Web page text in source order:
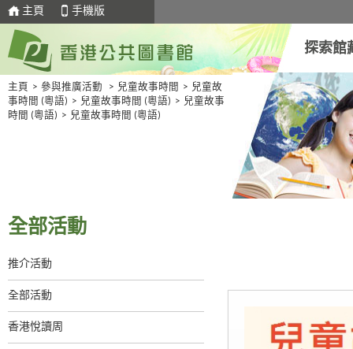
主頁 手機版
探索館
主頁 > 參與推廣活動 > 兒童故事時間 > 兒童故
事時間 (粵語) > 兒童故事時間 (粵語) > 兒童故事
時間 (粵語) > 兒童故事時間 (粵語)
全部活動
推介活動
全部活動
香港悅讀周